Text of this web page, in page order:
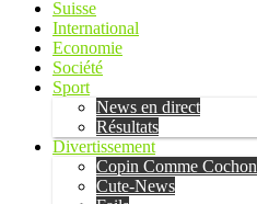
Suisse
International
Economie
Société
Sport
News en direct
Résultats
Divertissement
Copin Comme Cochon
Cute-News